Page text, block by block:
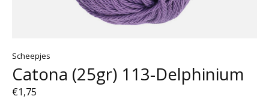
Scheepjes
Catona (25gr) 113-Delphinium
€1,75